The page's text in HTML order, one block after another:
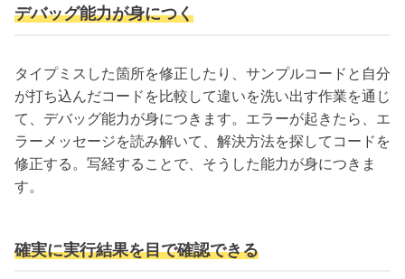
デバッグ能力が身につく
タイプミスした箇所を修正したり、サンプルコードと自分
が打ち込んだコードを比較して違いを洗い出す作業を通じ
て、デバッグ能力が身につきます。エラーが起きたら、エ
ラーメッセージを読み解いて、解決方法を探してコードを
修正する。写経することで、そうした能力が身につきま
す。
確実に実行結果を目で確認できる